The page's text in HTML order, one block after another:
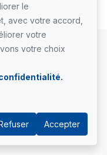
de l'immobilier.
de MLS-
le
avec votre accord,
votre
votre choix
Accepter